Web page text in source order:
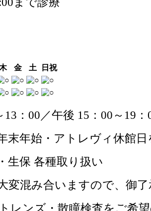
金 土
日祝
13：00／午後 15：00～19：
末年始・アトレヴィ休館
生保 各種取り扱い
変混み合いますので、御
レンズ・散瞳検査をご希